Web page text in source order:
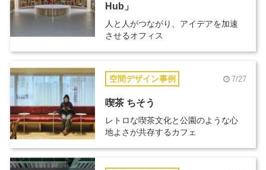
Hub」
人と人がつながり、アイデアを加速
させるオフィス
空間デザイン事例 7/27
喫茶 ちそう
レトロな喫茶文化と公園のような心
地よさが共存するカフェ